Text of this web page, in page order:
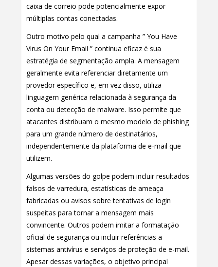
caixa de correio pode potencialmente expor
múltiplas contas conectadas.
Outro motivo pelo qual a campanha ” You Have
Virus On Your Email ” continua eficaz é sua
estratégia de segmentação ampla. A mensagem
geralmente evita referenciar diretamente um
provedor específico e, em vez disso, utiliza
linguagem genérica relacionada à segurança da
conta ou detecção de malware. Isso permite que
atacantes distribuam o mesmo modelo de phishing
para um grande número de destinatários,
independentemente da plataforma de e-mail que
utilizem.
Algumas versões do golpe podem incluir resultados
falsos de varredura, estatísticas de ameaça
fabricadas ou avisos sobre tentativas de login
suspeitas para tornar a mensagem mais
convincente. Outros podem imitar a formatação
oficial de segurança ou incluir referências a
sistemas antivírus e serviços de proteção de e-mail.
Apesar dessas variações, o objetivo principal